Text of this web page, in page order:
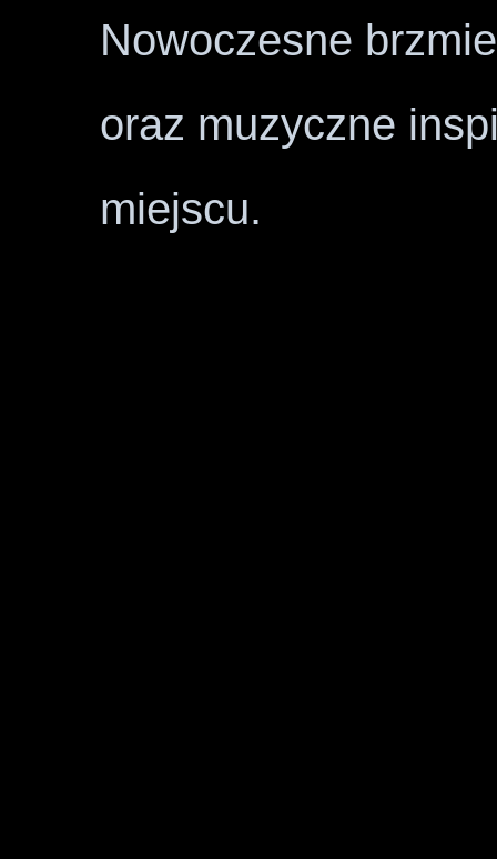
Nowoczesne
oraz muzyczne
miejscu.